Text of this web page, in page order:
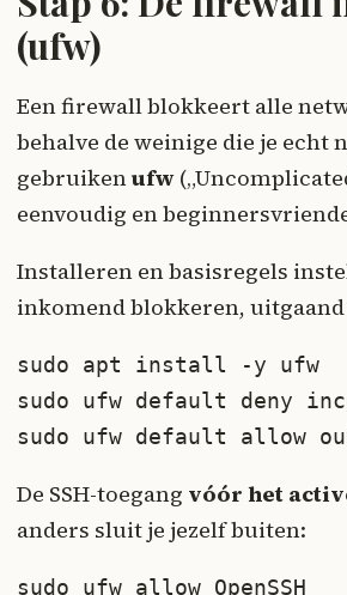
(ufw)
Een firewall blokkeert alle
behalve de weinige die je echt
gebruikenufw
eenvoudig en
Installeren en basisregels
inkomend blokkeren, uitgaand
sudo apt install -y ufw
sudo ufw default deny
sudo ufw default allow
De SSH-toegang vóór het
anders sluit je jezelf buiten:
sudo ufw allow OpenSSH